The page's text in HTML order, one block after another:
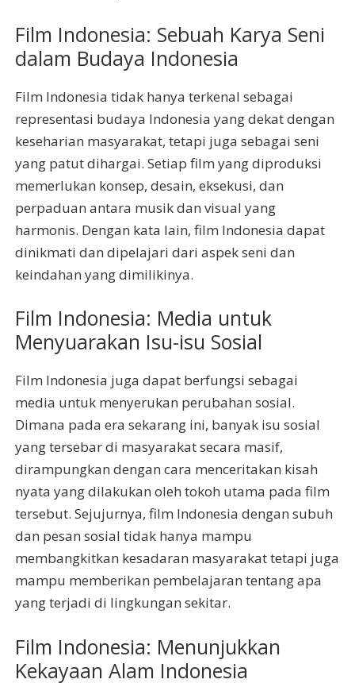
Film Indonesia: Sebuah Karya Seni
dalam Budaya Indonesia
Film Indonesia tidak hanya terkenal sebagai
representasi budaya Indonesia yang dekat dengan
keseharian masyarakat, tetapi juga sebagai seni
yang patut dihargai. Setiap film yang diproduksi
memerlukan konsep, desain, eksekusi, dan
perpaduan antara musik dan visual yang
harmonis. Dengan kata lain, film Indonesia dapat
dinikmati dan dipelajari dari aspek seni dan
keindahan yang dimilikinya.
Film Indonesia: Media untuk
Menyuarakan Isu-isu Sosial
Film Indonesia juga dapat berfungsi sebagai
media untuk menyerukan perubahan sosial.
Dimana pada era sekarang ini, banyak isu sosial
yang tersebar di masyarakat secara masif,
dirampungkan dengan cara menceritakan kisah
nyata yang dilakukan oleh tokoh utama pada film
tersebut. Sejujurnya, film Indonesia dengan subuh
dan pesan sosial tidak hanya mampu
membangkitkan kesadaran masyarakat tetapi juga
mampu memberikan pembelajaran tentang apa
yang terjadi di lingkungan sekitar.
Film Indonesia: Menunjukkan
Kekayaan Alam Indonesia